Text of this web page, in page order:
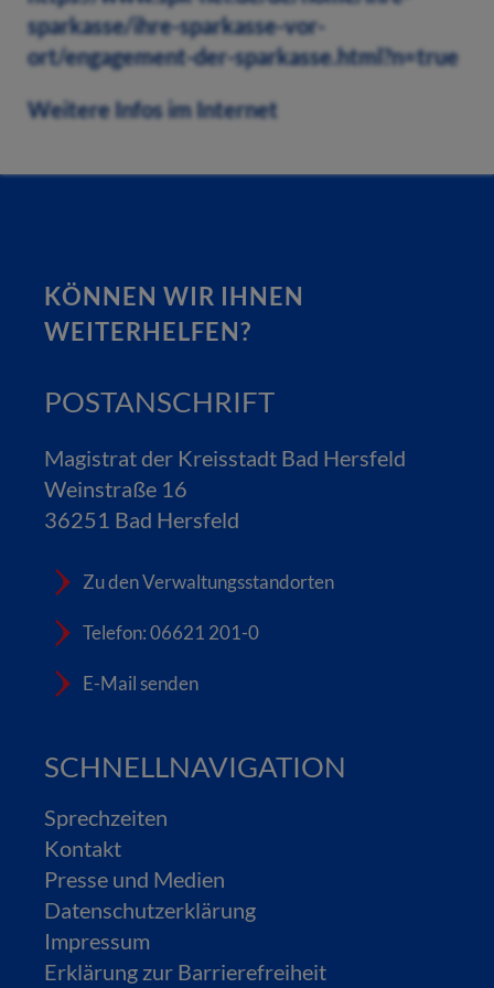
sparkasse/ihre-sparkasse-vor-
ort/engagement-der-sparkasse.html?n=true
Weitere Infos im Internet
KÖNNEN WIR IHNEN
WEITERHELFEN?
POSTANSCHRIFT
Magistrat der Kreisstadt Bad Hersfeld
Weinstraße 16
36251 Bad Hersfeld
Zu den Verwaltungsstandorten
Telefon: 06621 201-0
E-Mail senden
SCHNELLNAVIGATION
Sprechzeiten
Kontakt
Presse und Medien
Datenschutzerklärung
Impressum
Erklärung zur Barrierefreiheit